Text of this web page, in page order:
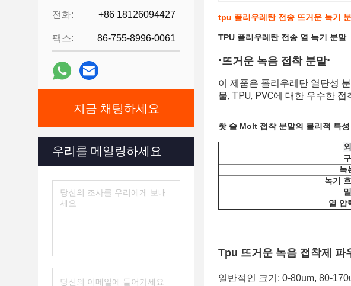
전화: +86 18126094427
팩스: 86-755-8996-0061
지금 채팅하세요
우리를 메일링하세요
tpu 폴리우레탄 전송 뜨거운 녹기
TPU 폴리우레탄 전송 열 녹기 분말
∙뜨거운 녹음 접착 분말∙
이 제품은 폴리우레탄 열탄성
물, TPU, PVC에 대한 우수한 접
핫 슬 Molt 접착 분말의 물리적 특성
녹
녹기
열 압
Tpu 뜨거운 녹음 접착제 파
일반적인 크기: 0-80um, 80-